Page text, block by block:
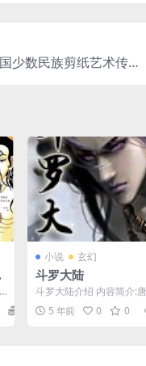
数民族剪纸艺术传统
小说 玄幻
斗罗大陆
斗罗大陆介绍 内容简介:
弟子唐三，因偷学内门绝
门所不容，跳崖明志时...
5 年前 0 0